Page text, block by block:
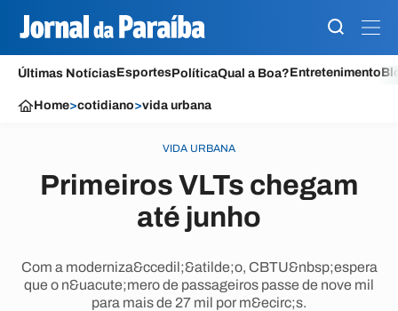
Últimas NotíciasEsportesPolíticaQual a Boa?Entretenimento
Home>cotidiano>vida urbana
VIDA URBANA
Primeiros VLTs chegam
até junho
Com a moderniza&ccedil;&atilde;o, CBTU&nbsp;espera
que o n&uacute;mero de passageiros passe de nove mil
para mais de 27 mil por m&ecirc;s.